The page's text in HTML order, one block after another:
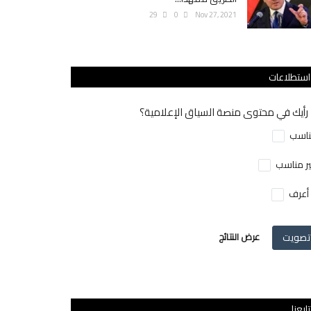
Nov 27, 2021
0
29
استطلاعات
في محتوى منصة السياق الإعلامية؟
مناسب
أعرف
تصويت عرض النتائج